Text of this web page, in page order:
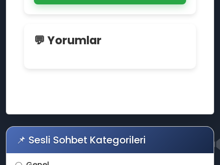
🎊
💡
📶
💬 Yorumlar
📌 Sesli Sohbet Kategorileri